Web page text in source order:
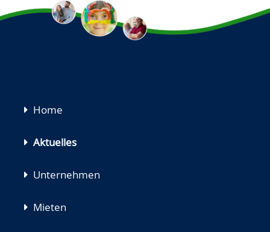
Navigation
Home
Aktuelles
Unternehmen
Mieten